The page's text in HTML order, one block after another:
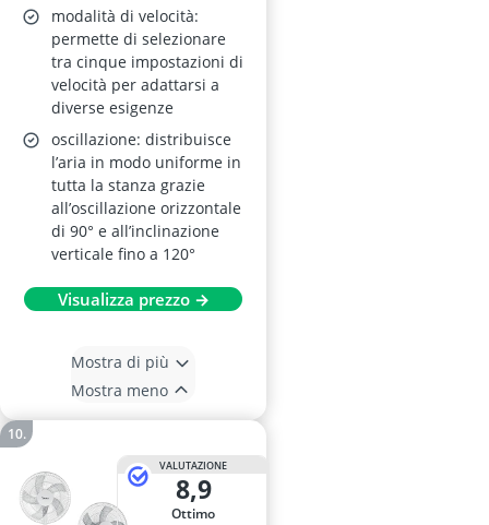
modalità di velocità:
permette di selezionare
tra cinque impostazioni di
velocità per adattarsi a
diverse esigenze
oscillazione: distribuisce
l’aria in modo uniforme in
tutta la stanza grazie
all’oscillazione orizzontale
di 90° e all’inclinazione
verticale fino a 120°
Visualizza prezzo →
Mostra di più
Mostra meno
VALUTAZIONE
8,9
Ottimo